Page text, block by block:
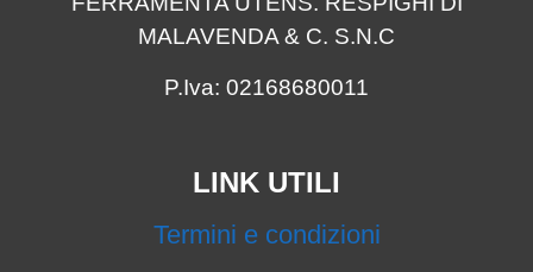
MALAVENDA & C. S.N.C
P.Iva: 02168680011
LINK UTILI
Termini e condizioni